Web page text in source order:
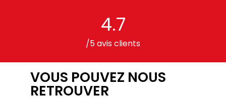
4.7
/5 avis clients
VOUS POUVEZ NOUS
RETROUVER